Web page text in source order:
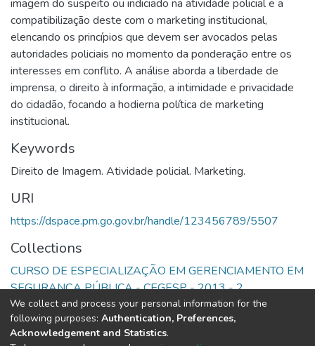
imagem do suspeito ou indiciado na atividade policial e a
compatibilização deste com o marketing institucional,
elencando os princípios que devem ser avocados pelas
autoridades policiais no momento da ponderação entre os
interesses em conflito. A análise aborda a liberdade de
imprensa, o direito à informação, a intimidade e privacidade
do cidadão, focando a hodierna política de marketing
institucional.
Keywords
Direito de Imagem. Atividade policial. Marketing.
URI
https://dspace.pm.go.gov.br/handle/123456789/5507
Collections
CURSO DE ESPECIALIZAÇÃO EM GERENCIAMENTO EM
SEGURANÇA PÚBLICA - CEGESP - 2013 - 2
Full item page
We collect and process your personal information for the
following purposes: Authentication, Preferences,
Acknowledgement and Statistics.